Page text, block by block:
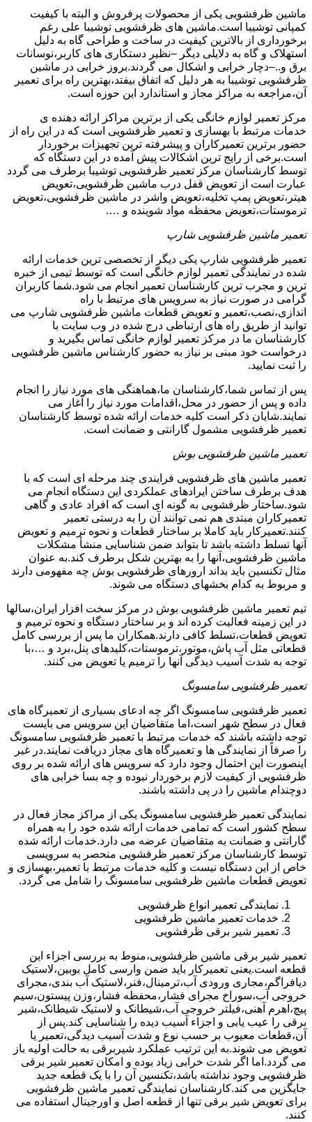
ماشین ظرفشویی یکی از محصولات پرفروش و البته با کیفیت
کمپانی توشیبا است.ماشین های ظرفشویی توشیبا علی رغم
برخورداری از بالاترین کیفیت در ساخت و طراحی گاه به دلیل
استهلاک و گاه به دلایلی دیگر –نظیر دستکاری های کاربر،نوسانات
برق و..–دچار خرابی و اشکال می گردند.بروز خرابی در ماشین
ظرفشویی توشیبا به هر دلیل که اتفاق بیفتد،بهترین راه برای تعمیر
آن،مراجعه به مراکز مجاز و استاندارد این حوزه است.
مرکز تعمیر لوازم خانگی یکی از برترین مراکز ارائه دهنده ی
خدمات مرتبط با بهسازی و تعمیر ظرفشویی است که در این راه از
حضور برترین تعمیرکاران و پیشرفته ترین تجهیزات برخوردار
است.برخی از رایج ترین اشکالات پیش آمده در این دستگاه که
توسط کارشناسان مرکز تعمیر ظرفشویی توشیبا برطرف می گردد
عبارت است از تعویض قفل درب ماشین ظرفشویی،تعویض
هیتر،تعویض پمپ تخلیه،تعویض واشر در ماشین ظرفشویی،تعویض
ترموستات،تعویض محفظه مواد شوینده و ….
تعمیر ماشین ظرفشویی شارپ
تعمیر ظرفشویی شارپ یکی دیگر از تخصصی ترین خدمات ارائه
شده در نمایندگی تعمیر لوازم خانگی است که توسط تیمی از خبره
ترین و مجرب ترین کارشناسان تعمیر انجام می شود.شما کاربران
گرامی در صورت نیاز به سرویس های مرتبط با راه
اندازی،نصب،تعمیر و تعویض قطعات ماشین ظرفشویی شارپ می
توانید از طریق راه های ارتباطی درج شده در وب سایت با
کارشناسان ما در مرکز تعمیر لوازم خانگی تماس بگیرید و
درخواست خود مبنی بر نیاز به حضور کارشناس ماشین ظرفشویی
را ثبت نمایید.
پس از تماس شما،کارشناسان ما،هماهنگی های مورد نیاز را انجام
داده و پس از حضور در محل،اقدامات مورد نیاز را آغاز می
نمایند.شایان ذکر است کلیه خدمات ارائه شده توسط کارشناسان
تعمیر ظرفشویی مشمول گارانتی و ضمانت است.
تعمیر ماشین ظرفشویی بوش
تعمیر ماشین های ظرفشویی فرایندی چند مرحله ای است که با
هدف برطرف ساختن ایرادهای عملکردی این دستگاه انجام می
شود.ساختار ظرفشویی به گونه ای است که افراد عادی و گاهی
تعمیرکاران مبتدی هم نمی توانند آن را به درستی تعمیر
کنند.تعمیرکار باید کاملا بر ساختار قطعات و نحوه ترمیم و تعویض
آنها تسلط داشته باشد تا بتواند ضمن شناسایی منشأ مشکلات
ماشین ظرفشویی،آنها را به بهترین شکل برطرف کند.به عنوان
مثال تکنسین باید بداند ارورهای ظرفشویی بوش چه مفهومی دارند
و مربوط به کدام بخشهای دستگاه می شوند.
تیم تعمیر ماشین ظرفشویی بوش در مرکز سخت افزار ایران،سالها
در این زمینه فعالیت کرده اند و بر ساختار دستگاه و نحوه ترمیم و
تعویض قطعات،تسلط کافی دارند.همکاران ما پس از بررسی کامل
قطعاتی مثل آب پاش،موتور،ترموستات،کلیدهای پنل،برد و …،با
توجه به شدت آسیب دیدگی آنها را ترمیم یا تعویض می کنند.
تعمیر ظرفشویی سامسونگ
تعمیر ظرفشویی سامسونگ اگر چه ادعای بسیاری از تعمیرگاه های
فعال در سطح شهر است،اما متقاضیان این سرویس می بایست
توجه داشته باشند که خدمات مرتبط با تعمیر ظرفشویی سامسونگ
را صرفاً از نمایندگی ها و تعمیرگاه های مجاز دریافت نمایند.در غیر
اینصورت این احتمال وجود دارد که سرویس های ارائه شده بر روی
ظرفشویی از کیفیت لازم برخوردار نبوده و چه بسا خرابی های
دوچندام ماشین را در پی داشته باشند.
نمایندگی تعمیر ظرفشویی سامسونگ یکی از مراکز مجاز فعال در
سطح کشور است که تمامی خدمات ارائه شده خود را به همراه
گارانتی و ضمانت به متقاضیان عرضه می دارد.خدمات ارائه شده
توسط کارشناسان مرکز تعمیر ظرفشویی منحصر به سرویسی
خاص از این دستگاه نیست و کلیه خدمات مرتبط با تعمیر،بهسازی و
تعویض قطعات ماشین ظرفشویی سامسونگ را شامل می گردد.
نمایندگی تعمیر انواع ظرفشویی
خدمات تعمیر ماشین ظرفشویی
تعمیر شیر برقی ظرفشویی
تعمیر شیر برقی ماشین ظرفشویی،منوط به بررسی اجزاء این
قطعه است.یعنی تعمیرکار باید ضمن وارسی کامل بوبین،لاستیک
دیافراگم،مجاری ورودی آب،ترمینال،فنر،لاستیک آب بندی،مجرای
خروجی آب،سوراخ مجرای فشار،محفظه فشار،وزن پیستون،سیم
پیچ،اهرم آهنی،فیلتر خروجی آب،شیطانک و لاستیک شیطانک،شیر
برقی را عیب یابی و اجزاء آسیب دیده را شناسایی کند.پس از
آن،قطعات معیوب بر حسب نوع و شدت آسیب دیدگی،تعمیر یا
تعویض می شوند.به این ترتیب عملکرد شیربرقی به حالت اولیه باز
می گردد.اما اگر شدت خرابی زیاد بوده و امکان تعمیر شیر برقی
ظرفشویی وجود نداشته باشد،تکنسین آن را با یک قطعه جدید
جایگزین می کند.کارشناسان نمایندگی تعمیر ماشین ظرفشویی
برای تعویض شیر برقی تنها از قطعه اصل و اورجینال استفاده می
کنند.